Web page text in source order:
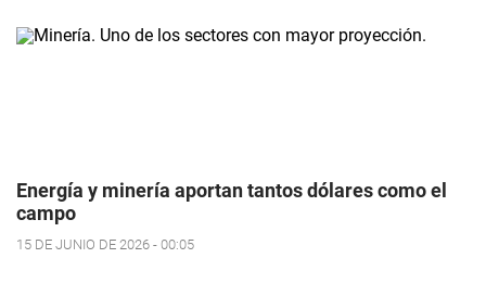
Energía y minería aportan tantos dólares como el
campo
15 DE JUNIO DE 2026 - 00:05